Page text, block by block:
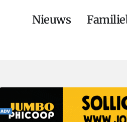
Nieuws